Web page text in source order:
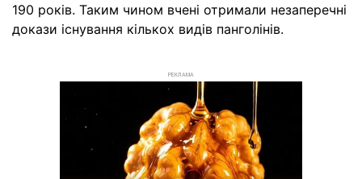
190 років. Таким чином вчені отримали незаперечні
докази існування кількох видів панголінів.
РЕКЛАМА